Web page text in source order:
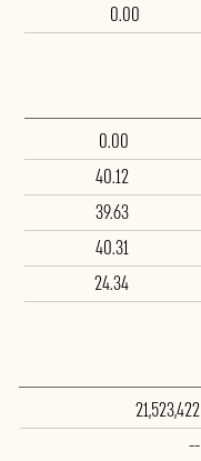
0.00
0.00
40.12
39.63
40.31
24.34
21,523,422
--